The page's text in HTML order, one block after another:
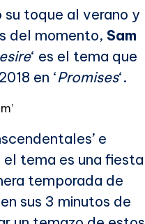
su toque al verano y
del momento, Sam
‘ es el tema que
en ‘Promises‘.
e
tema es una fiesta
temporada de
sus 3 minutos de